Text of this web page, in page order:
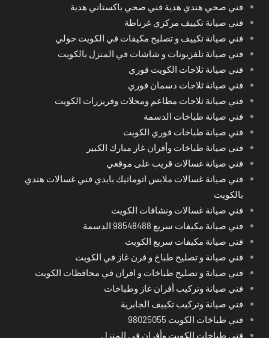
فني صحي هندي هدية فني صحي باكستاني هدية
فني صيانة تكييف مركزي غرناطة
فني صيانة تكييف و تصليح مكيفات في الكويت حولي
فني صيانة تلفزيونات و شاشات في المنزل بالكويت
فني صيانة ثلاجات الكويت فوري
فني صيانة ثلاجات دسمان فوري
فني صيانة ثلاجات مطاعم ومحلات وفريزرات الكويت
فني صيانة طباخات الدسمة
فني صيانة طباخات فوري الكويت
فني صيانة طباخات وأفران غاز مبارك الكبير
فني صيانة غسالات قريب على موقعي
فني صيانة غسالات ملابس اتوماتيك بايدي فني غسالات هندي
بالكويت
فني صيانة غسالات ونشافات الكويت
فني صيانة مكيفات سريع 98548488 الدسمة
فني صيانة مكيفات سريع الكويت
فني صيانة و تصليح طباخ و فرن غاز في الكويت
فني صيانة و تصليح طباخات و افران في محافظات الكويت
فني صيانة وتركيب أفران غاز وطباخات
فني صيانة وتركيب تكييف الجابرية
فني طباخات الكويت 98025055
فني طباخات الكويت وأفران في المنزل